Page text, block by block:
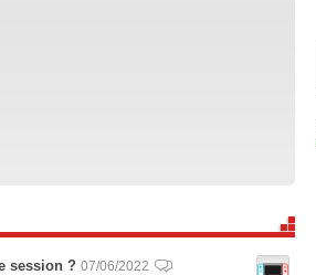
session ? 07/06/2022